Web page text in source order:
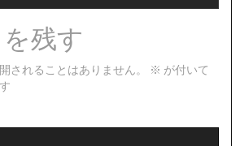
残す
されることはありません。 ※ が付いて